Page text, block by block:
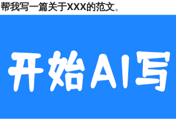
帮我写一篇关于XXX的范文。